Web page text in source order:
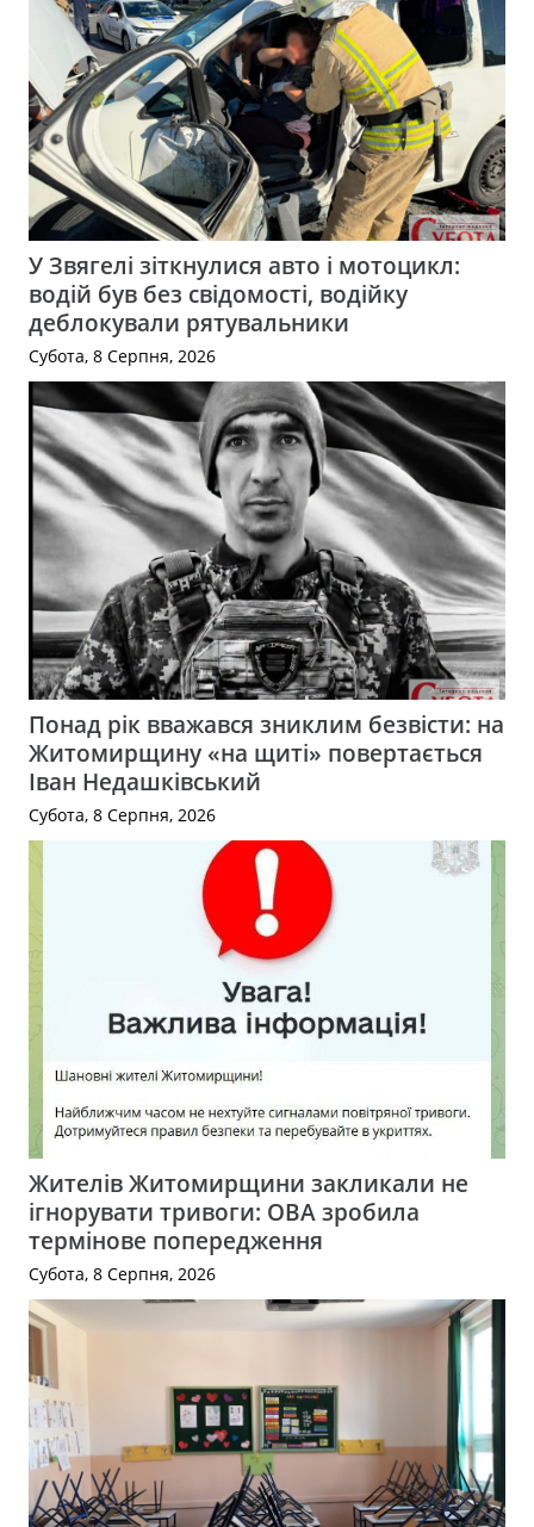
У Звягелі зіткнулися авто і мотоцикл:
водій був без свідомості, водійку
деблокували рятувальники
Субота, 8 Серпня, 2026
Понад рік вважався зниклим безвісти: на
Житомирщину «на щиті» повертається
Іван Недашківський
Субота, 8 Серпня, 2026
Жителів Житомирщини закликали не
ігнорувати тривоги: ОВА зробила
термінове попередження
Субота, 8 Серпня, 2026